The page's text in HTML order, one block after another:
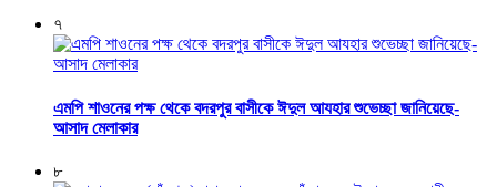
৭
এমপি শাওনের পক্ষ থেকে বদরপুর বাসীকে ঈদুল আযহার শুভেচ্ছা জানিয়েছে-
আসাদ মেলাকার
৮